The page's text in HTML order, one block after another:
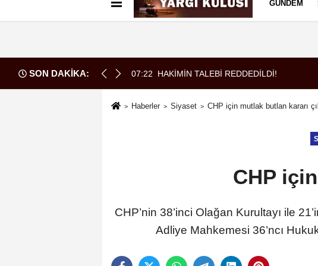
Künye İletişim Çerez Politikası
GÜNDEM
SON DAKİKA: 07:22 HAKİMİN TALEBİ REDDEDİLDİ!
Haberler Siyaset CHP için mutlak butlan kararı
CHP
CHP’nin 38’inci Olağan Kurultayı ile
Adliye Mahkemesi 36’ncı